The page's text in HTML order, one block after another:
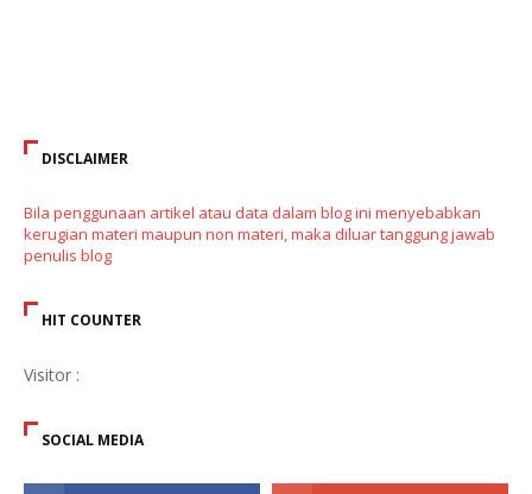
DISCLAIMER
Bila penggunaan artikel atau data dalam blog ini menyebabkan
kerugian materi maupun non materi, maka diluar tanggung jawab
penulis blog
HIT COUNTER
Visitor :
SOCIAL MEDIA